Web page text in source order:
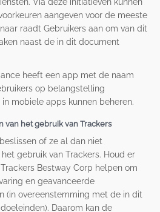
aangeven voor de meeste
raadt Gebruikers aan om van dit
naast de in dit document
heeft een app met de naam
op belangstelling
mobiele apps kunnen beheren.
van het gebruik van Trackers
of ze al dan niet
gebruik van Trackers. Houd er
Bestway Corp helpen om
en geavanceerde
(in overeenstemming met de in dit
Daarom kan de